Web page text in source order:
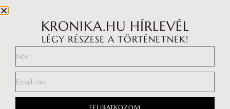
Impresszum
Általános Szerződési Feltételek
KRONIKA.HU HÍRLEVÉL
LÉGY RÉSZESE A TÖRTÉNETNEK!
FELIRATKOZOM